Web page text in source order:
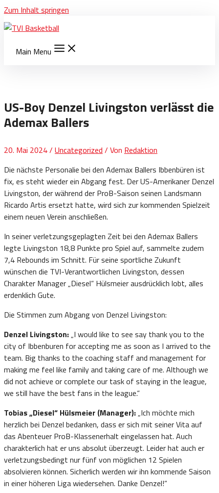
Zum Inhalt springen
Main Menu
US-Boy Denzel Livingston verlässt die
Ademax Ballers
20. Mai 2024/ Uncategorized / Von Redaktion
Die nächste Personalie bei den Ademax Ballers Ibbenbüren ist
fix, es steht wieder ein Abgang fest. Der US-Amerikaner Denzel
Livingston, der während der ProB-Saison seinen Landsmann
Ricardo Artis ersetzt hatte, wird sich zur kommenden Spielzeit
einem neuen Verein anschließen.
In seiner verletzungsgeplagten Zeit bei den Ademax Ballers
legte Livingston 18,8 Punkte pro Spiel auf, sammelte zudem
7,4 Rebounds im Schnitt. Für seine sportliche Zukunft
wünschen die TVI-Verantwortlichen Livingston, dessen
Charakter Manager „Diesel“ Hülsmeier ausdrücklich lobt, alles
erdenklich Gute.
Die Stimmen zum Abgang von Denzel Livingston:
Denzel Livingston: „I would like to see say thank you to the
city of Ibbenburen for accepting me as soon as I arrived to the
team. Big thanks to the coaching staff and management for
making me feel like family and taking care of me. Although we
did not achieve or complete our task of staying in the league,
we still have the best fans in the league.“
Tobias „Diesel“ Hülsmeier (Manager): „Ich möchte mich
herzlich bei Denzel bedanken, dass er sich mit seiner Vita auf
das Abenteuer ProB-Klassenerhalt eingelassen hat. Auch
charakterlich hat er uns absolut überzeugt. Leider hat auch er
verletzungsbedingt nur fünf von möglichen 12 Spielen
absolvieren können. Sicherlich werden wir ihn kommende Saison
in einer höheren Liga wiedersehen. Danke Denzel!“